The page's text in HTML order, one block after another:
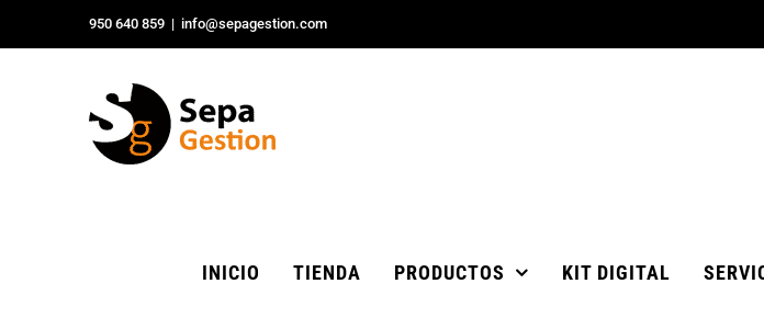
al
950 640 859 | info@sepagestion.com
INICIO TIENDA PRODUCTOS KIT DIGITAL